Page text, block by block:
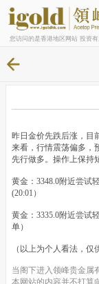
您访问的是香港地区网站 投资
昨日金价先跌后涨，目
来看，行情震荡偏多，
先行做多。操作上保持
黄金：3348.0附近尝试
(20:01）
黄金：3335.0附近尝试
单）
（以上为个人看法，
当阁下进入领峰贵金属
本网站的内容并不打算